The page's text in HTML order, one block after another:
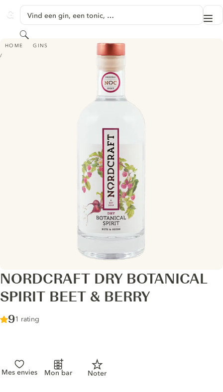
GINVENTORY
Vind een gin, een tonic, …
Zoeken
HOME GINS
NORDCRAFT DRY BOTANICAL SPIRIT BEET & BERRY
NORDCRAFT DRY BOTANICAL
SPIRIT BEET & BERRY
Score :
9/ 10
1 rating
Mes envies Mon bar Noter